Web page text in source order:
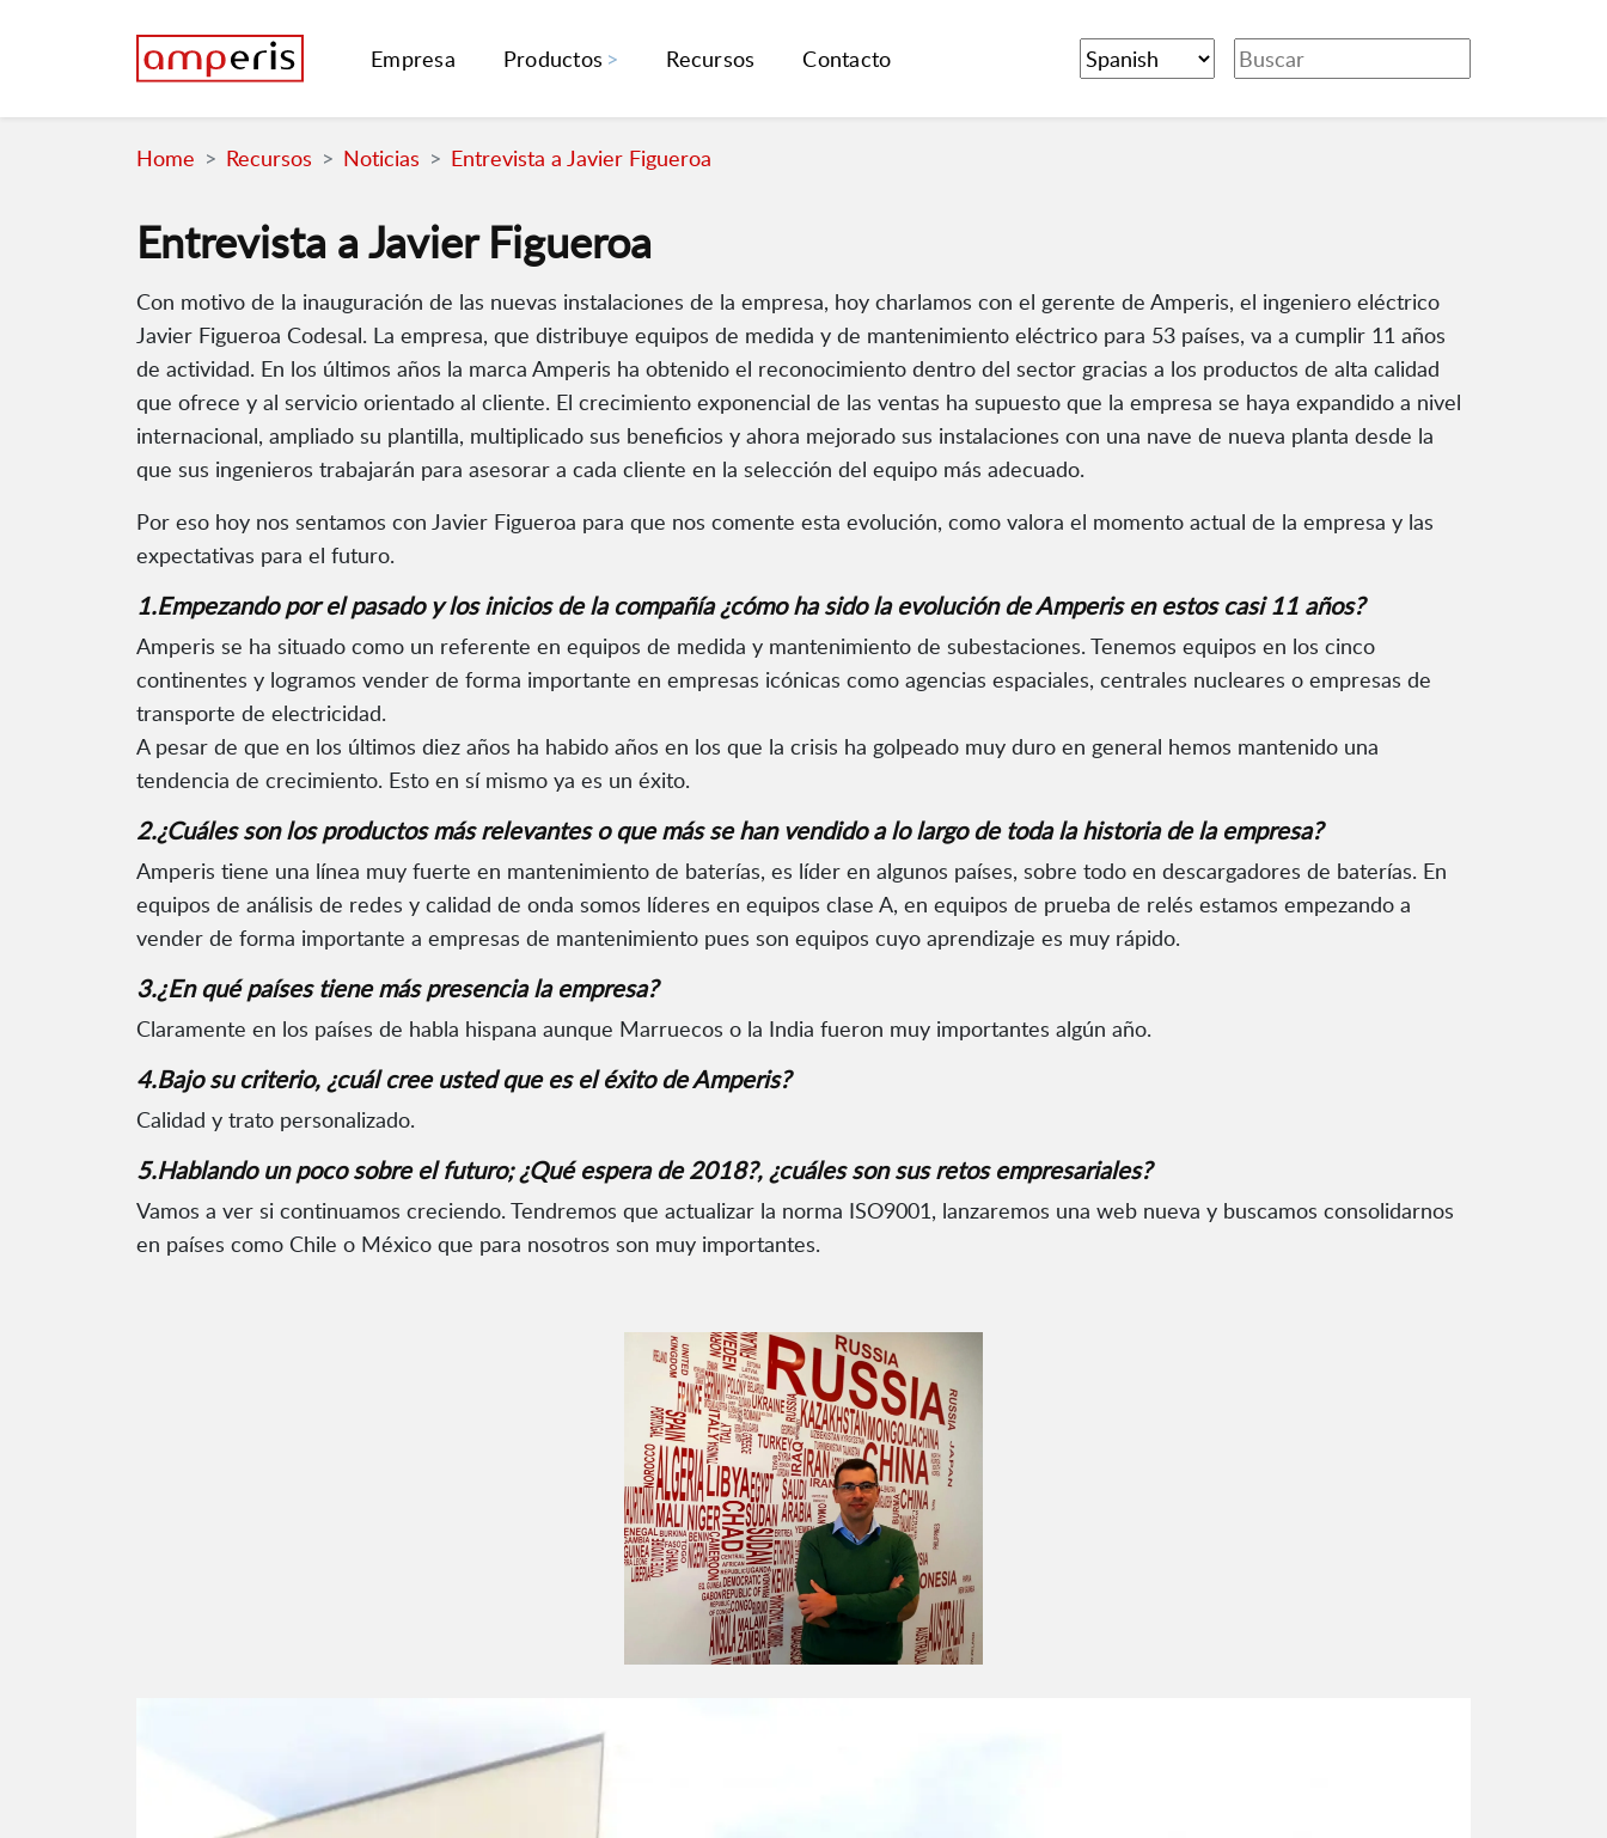
Empresa Productos Recursos Contacto
Home Recursos Noticias Entrevista a Javier Figueroa
Entrevista a Javier Figueroa
Con motivo de la inauguración de las nuevas instalaciones de la empresa, hoy charlamos con el gerente de Amperis, el ingeniero eléctrico
Javier Figueroa Codesal. La empresa, que distribuye equipos de medida y de mantenimiento eléctrico para 53 países, va a cumplir 11 años
de actividad. En los últimos años la marca Amperis ha obtenido el reconocimiento dentro del sector gracias a los productos de alta calidad
que ofrece y al servicio orientado al cliente. El crecimiento exponencial de las ventas ha supuesto que la empresa se haya expandido a nivel
internacional, ampliado su plantilla, multiplicado sus beneficios y ahora mejorado sus instalaciones con una nave de nueva planta desde la
que sus ingenieros trabajarán para asesorar a cada cliente en la selección del equipo más adecuado.
Por eso hoy nos sentamos con Javier Figueroa para que nos comente esta evolución, como valora el momento actual de la empresa y las
expectativas para el futuro.
1.Empezando por el pasado y los inicios de la compañía ¿cómo ha sido la evolución de Amperis en estos casi 11 años?
Amperis se ha situado como un referente en equipos de medida y mantenimiento de subestaciones. Tenemos equipos en los cinco
continentes y logramos vender de forma importante en empresas icónicas como agencias espaciales, centrales nucleares o empresas de
transporte de electricidad.
A pesar de que en los últimos diez años ha habido años en los que la crisis ha golpeado muy duro en general hemos mantenido una
tendencia de crecimiento. Esto en sí mismo ya es un éxito.
2.¿Cuáles son los productos más relevantes o que más se han vendido a lo largo de toda la historia de la empresa?
Amperis tiene una línea muy fuerte en mantenimiento de baterías, es líder en algunos países, sobre todo en descargadores de baterías. En
equipos de análisis de redes y calidad de onda somos líderes en equipos clase A, en equipos de prueba de relés estamos empezando a
vender de forma importante a empresas de mantenimiento pues son equipos cuyo aprendizaje es muy rápido.
3.¿En qué países tiene más presencia la empresa?
Claramente en los países de habla hispana aunque Marruecos o la India fueron muy importantes algún año.
4.Bajo su criterio, ¿cuál cree usted que es el éxito de Amperis?
Calidad y trato personalizado.
5.Hablando un poco sobre el futuro; ¿Qué espera de 2018?, ¿cuáles son sus retos empresariales?
Vamos a ver si continuamos creciendo. Tendremos que actualizar la norma ISO9001, lanzaremos una web nueva y buscamos consolidarnos
en países como Chile o México que para nosotros son muy importantes.